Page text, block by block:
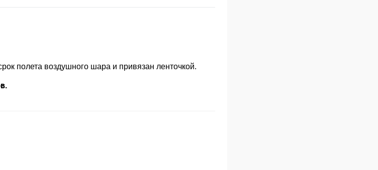
полета воздушного шара и привязан ленточкой.